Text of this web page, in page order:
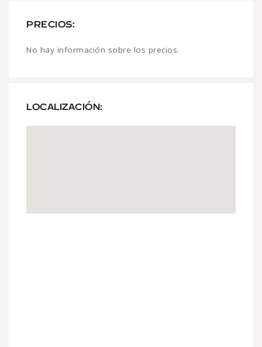
PRECIOS:
No hay información sobre los precios.
LOCALIZACIÓN: